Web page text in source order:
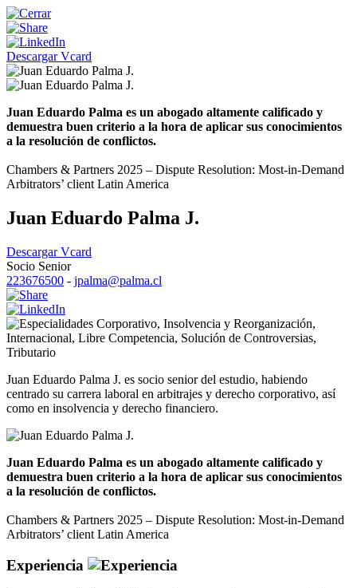
Descargar Vcard
Juan Eduardo Palma es un abogado altamente calificado y
demuestra buen criterio a la hora de aplicar sus conocimientos
a la resolución de conflictos.
Chambers & Partners 2025 – Dispute Resolution: Most-in-Demand
Arbitrators’ client Latin America
Juan Eduardo Palma J.
Descargar Vcard
Socio Senior
223676500 - jpalma@palma.cl
Corporativo, Insolvencia y Reorganización,
Internacional, Libre Competencia, Solución de Controversias,
Tributario
Juan Eduardo Palma J. es socio senior del estudio, habiendo
centrado su carrera laboral en arbitrajes y derecho corporativo, así
como en insolvencia y derecho financiero.
Juan Eduardo Palma es un abogado altamente calificado y
demuestra buen criterio a la hora de aplicar sus conocimientos
a la resolución de conflictos.
Chambers & Partners 2025 – Dispute Resolution: Most-in-Demand
Arbitrators’ client Latin America
Experiencia